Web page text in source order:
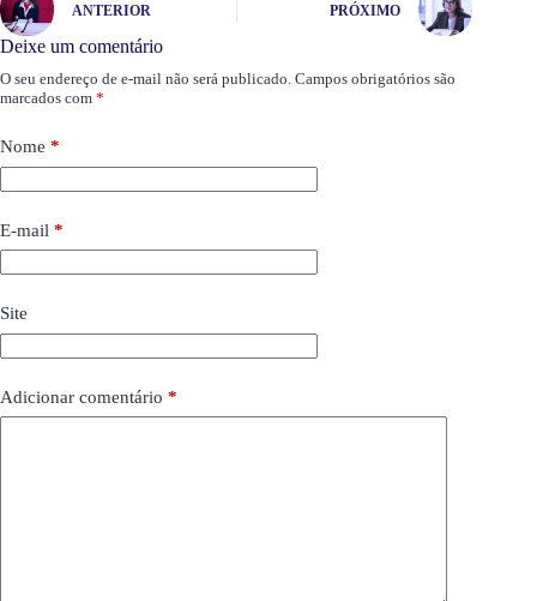
ANTERIOR PRÓXIMO
Deixe um comentário
O seu endereço de e-mail não será publicado. Campos obrigatórios são
marcados com *
Nome *
E-mail *
Site
Adicionar comentário *